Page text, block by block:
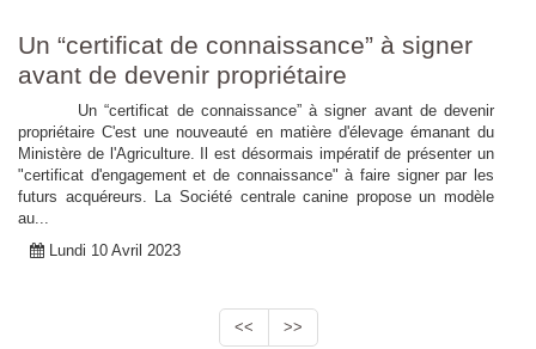
Un “certificat de connaissance” à signer
avant de devenir propriétaire
Un “certificat de connaissance” à signer avant de devenir
propriétaire C'est une nouveauté en matière d'élevage émanant du
Ministère de l'Agriculture. Il est désormais impératif de présenter un
"certificat d'engagement et de connaissance" à faire signer par les
futurs acquéreurs. La Société centrale canine propose un modèle
au...
Lundi 10 Avril 2023
<< >>